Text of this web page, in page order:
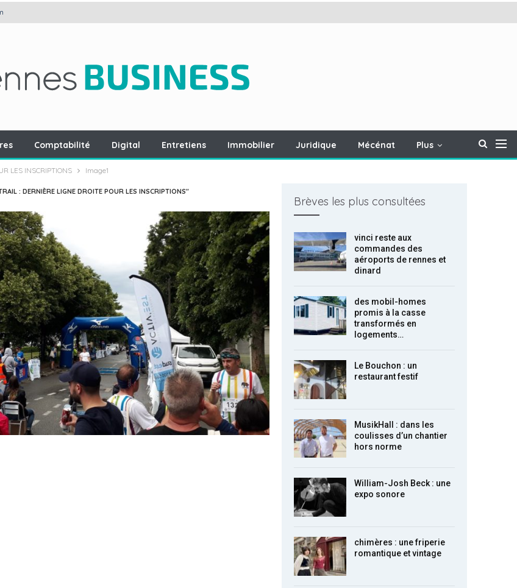
Comptabilité Digital Entretiens Immobilier Juridique Mécénat Plus
LES INSCRIPTIONS Image1
: DERNIÈRE LIGNE DROITE POUR LES INSCRIPTIONS"
Brèves les plus consultées
vinci reste aux
commandes des
aéroports de rennes et
dinard
des mobil-homes
promis à la casse
transformés en
logements…
Le Bouchon : un
restaurant festif
MusikHall : dans les
coulisses d’un chantier
hors norme
William-Josh Beck : une
expo sonore
chimères : une friperie
romantique et vintage